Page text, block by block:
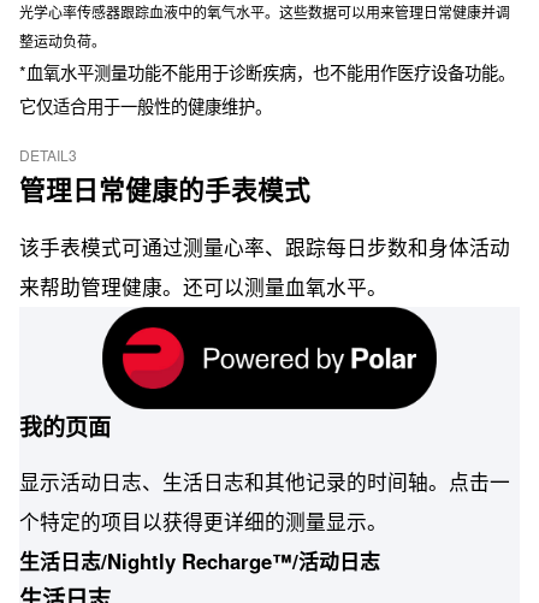
光学心率传感器跟踪血液中的氧气水平。这些数据可以用来管理日常健康并调
整运动负荷。
*血氧水平测量功能不能用于诊断疾病，也不能用作医疗设备功能。
它仅适合用于一般性的健康维护。
DETAIL3
管理日常健康的手表模式
该手表模式可通过测量心率、跟踪每日步数和身体活动
来帮助管理健康。还可以测量血氧水平。
我的页面
显示活动日志、生活日志和其他记录的时间轴。点击一
个特定的项目以获得更详细的测量显示。
生活日志/Nightly Recharge™/活动日志